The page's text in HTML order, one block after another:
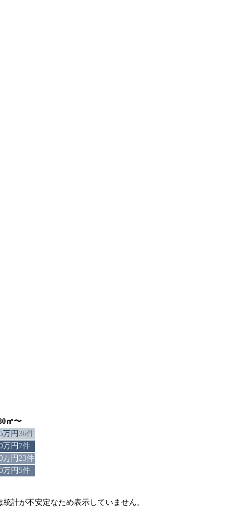
㎡〜
万円 36件
万円 7件
万円 23件
万円 5件
計が不安定なため表示していません。